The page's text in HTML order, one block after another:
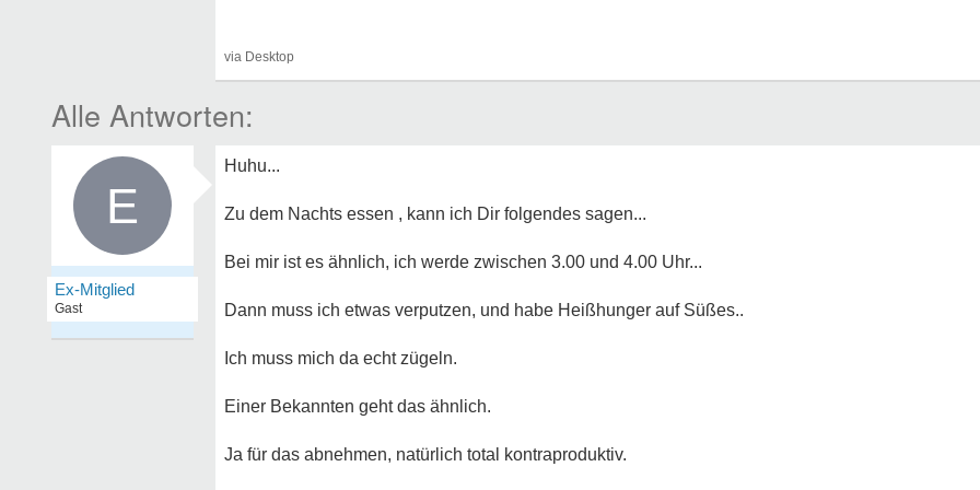
E
Ex-Mitglied
Gast
Huhu...
Zu dem Nachts essen , kann ich Dir folgendes sagen...
Bei mir ist es ähnlich, ich werde zwischen 3.00 und 4.00 Uhr...
Dann muss ich etwas verputzen, und habe Heißhunger auf Süßes..
Ich muss mich da echt zügeln.
Einer Bekannten geht das ähnlich.
Ja für das abnehmen, natürlich total kontraproduktiv.